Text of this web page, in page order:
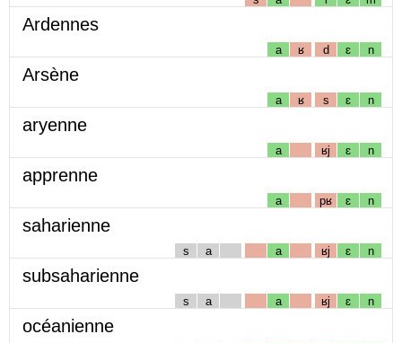
Ardennes
a ʁ d ɛ n
Arsène
a ʁ s ɛ n
aryenne
a ʁj ɛ n
apprenne
a pʁ ɛ n
saharienne
s a a ʁj ɛ n
subsaharienne
s a a ʁj ɛ n
océanienne